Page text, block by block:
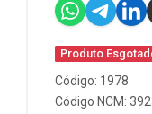
Produto
Código: 1978
Código NCM: